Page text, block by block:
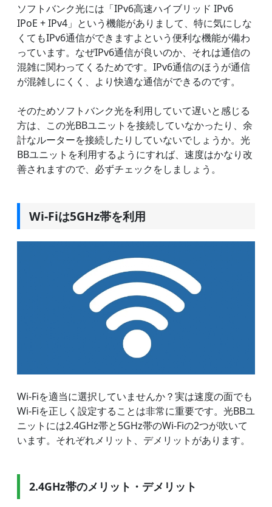
ソフトバンク光には「IPv6高速ハイブリッド IPv6
IPoE + IPv4」という機能がありまして、特に気にしな
くてもIPv6通信ができますよという便利な機能が備わ
っています。なぜIPv6通信が良いのか、それは通信の
混雑に関わってくるためです。IPv6通信のほうが通信
が混雑しにくく、より快適な通信ができるのです。
そのためソフトバンク光を利用していて遅いと感じる
方は、この光BBユニットを接続していなかったり、余
計なルーターを接続したりしていないでしょうか。光
BBユニットを利用するようにすれば、速度はかなり改
善されますので、必ずチェックをしましょう。
Wi-Fiは5GHz帯を利用
Wi-Fiを適当に選択していませんか？実は速度の面でも
Wi-Fiを正しく設定することは非常に重要です。光BBユ
ニットには2.4GHz帯と5GHz帯のWi-Fiの2つが吹いて
います。それぞれメリット、デメリットがあります。
2.4GHz帯のメリット・デメリット